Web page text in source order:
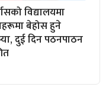
विद्यालयमा
बेहोस हुने
दुई दिन पठनपाठन